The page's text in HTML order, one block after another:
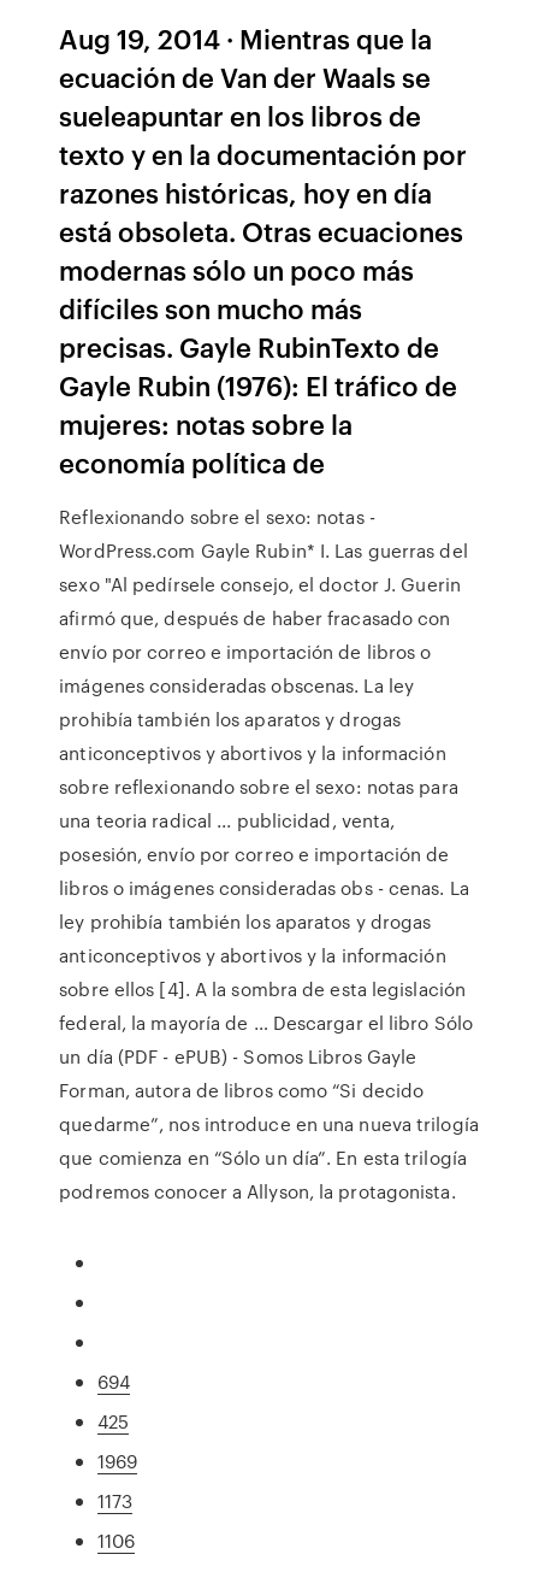
Aug 19, 2014 · Mientras que la
ecuación de Van der Waals se
sueleapuntar en los libros de
texto y en la documentación por
razones históricas, hoy en día
está obsoleta. Otras ecuaciones
modernas sólo un poco más
difíciles son mucho más
precisas. Gayle RubinTexto de
Gayle Rubin (1976): El tráfico de
mujeres: notas sobre la
economía política de
Reflexionando sobre el sexo: notas -
WordPress.com Gayle Rubin* I. Las guerras del
sexo "Al pedírsele consejo, el doctor J. Guerin
afirmó que, después de haber fracasado con
envío por correo e importación de libros o
imágenes consideradas obscenas. La ley
prohibía también los aparatos y drogas
anticonceptivos y abortivos y la información
sobre reflexionando sobre el sexo: notas para
una teoria radical ... publicidad, venta,
posesión, envío por correo e importación de
libros o imágenes consideradas obs - cenas. La
ley prohibía también los aparatos y drogas
anticonceptivos y abortivos y la información
sobre ellos [4]. A la sombra de esta legislación
federal, la mayoría de … Descargar el libro Sólo
un día (PDF - ePUB) - Somos Libros Gayle
Forman, autora de libros como “Si decido
quedarme”, nos introduce en una nueva trilogía
que comienza en “Sólo un día”. En esta trilogía
podremos conocer a Allyson, la protagonista.
694
425
1969
1173
1106